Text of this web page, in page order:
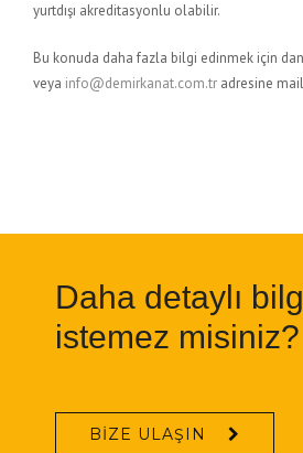
yurtdışı akreditasyonlu olabilir.
Bu konuda daha fazla bilgi edinmek için
veya info@demirkanat.com.tr adresine
Daha detaylı
istemez misiniz?
BIZE ULAŞIN